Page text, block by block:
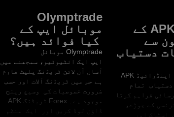
ٹریڈنگ APK کے
سے
دستیاب
Olymptrade کا اینڈرائیڈ APK
دستیاب تمام
فراہم کرتا
کے جوڑے،
اسٹاک اور
Olymptrade
موبائل ایپ کے
کیا فوائد ہیں؟
Olymptrade موبائل
ایپ ایک انٹیوٹیو، سمجھنے میں
آسان آن لائن ٹریڈنگ پلیٹ فارم
ہے جس میں ٹریڈنگ آلات اور حسب
ضرورت خصوصیات کی وسیع رینج
موجود ہے۔ Forex ٹریڈنگ APK
ڈاؤن لوڈ کریں اور ایک منظم